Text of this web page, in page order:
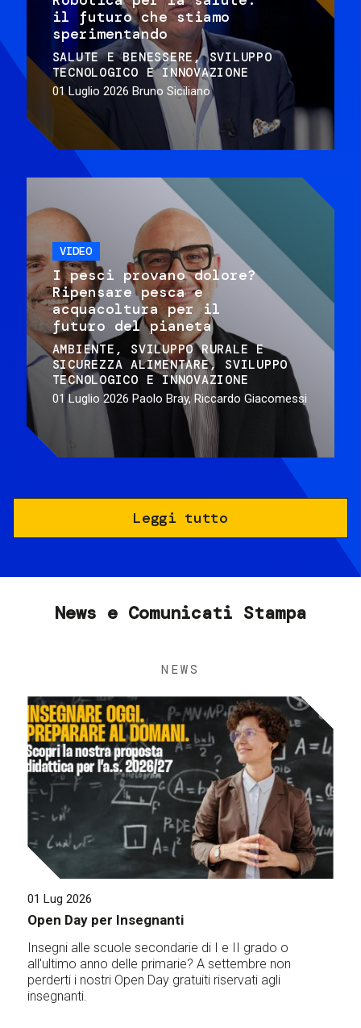
il futuro che stiamo
sperimentando
SALUTE E BENESSERE
SVILUPPO
TECNOLOGICO E INNOVAZIONE
01 Luglio 2026 Bruno Siciliano
VIDEO
I pesci provano dolore?
Ripensare pesca e
acquacoltura per il
futuro del pianeta
AMBIENTE
SVILUPPO RURALE E
SICUREZZA ALIMENTARE
SVILUPPO
TECNOLOGICO E INNOVAZIONE
01 Luglio 2026 Paolo Bray, Riccardo Giacomessi
Leggi tutto
News e Comunicati Stampa
NEWS
01 Lug 2026
Open Day per Insegnanti
Insegni alle scuole secondarie di I e II grado o
all'ultimo anno delle primarie? A settembre non
perderti i nostri Open Day gratuiti riservati agli
insegnanti.